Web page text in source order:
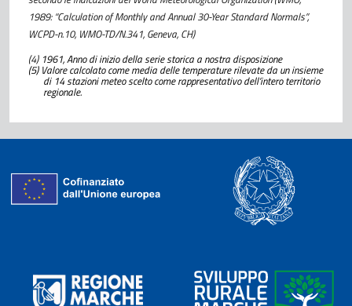
1989: “Calculation of Monthly and Annual 30-Year Standard Normals”,
WCPD-n.10, WMO-TD/N.341, Geneva, CH)
(4) 1961, Anno di inizio della serie storica a nostra disposizione
(5) Valore calcolato come media delle temperature rilevate da un insieme
di 14 stazioni meteo scelto come rappresentativo dell’intero territorio
regionale.